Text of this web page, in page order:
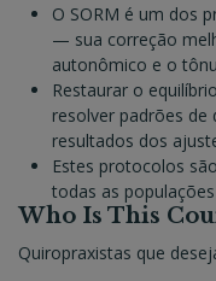
O SORM é um dos
— sua correção
autonômico e o
Restaurar o
resolver padrões
resultados dos
Estes protocolos
todas as
Who Is This
Quiropraxistas que